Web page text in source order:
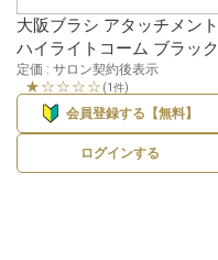
大阪ブラシ アタッチメント
ハイライトコーム ブラック
定価 : サロン契約後表示
★☆☆☆☆ (1件)
会員登録する【無料】
ログインする